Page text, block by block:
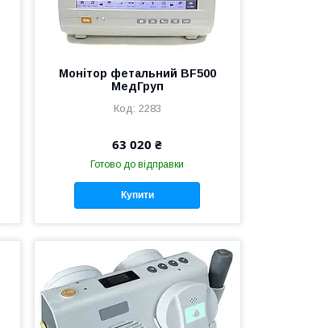
Монітор фетальний BF500
МедГруп
2283
63 020 ₴
Готово до відправки
Купити